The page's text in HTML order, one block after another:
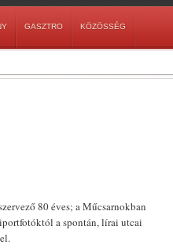
GASZTRO KÖZÖSSÉG
80 éves; a Műcsarnokban
a spontán, lírai utcai